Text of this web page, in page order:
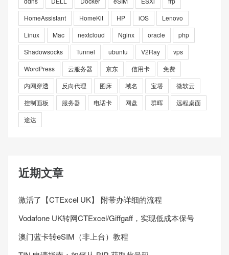
HomeAssistant
HomeKit HP iOS
Lenovo
Linux
Mac nextcloud Nginx oracle
php
Shadowsocks
Tunnel ubuntu V2Ray
vps
WordPress
云服务器 京东 信用卡
免费
内网穿透
反向代理 图床 域名 宝塔
微软云
控制面板
服务器 电话卡 网盘 群晖
远程桌面
途达
近期文章
激活了【CTExcel UK】 附带办详细的流程
Vodafone UK转网CTExcel/Giffgaff，实现低成本保号
澳门蓝卡转eSIM（非上台）教程